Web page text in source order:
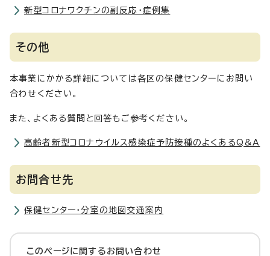
新型コロナワクチンの副反応・症例集
その他
本事業にかかる詳細については各区の保健センターにお問い
合わせください。
また、よくある質問と回答もご参考ください。
高齢者新型コロナウイルス感染症予防接種のよくあるQ&A
お問合せ先
保健センター・分室の地図交通案内
このページに関する お問い合わせ